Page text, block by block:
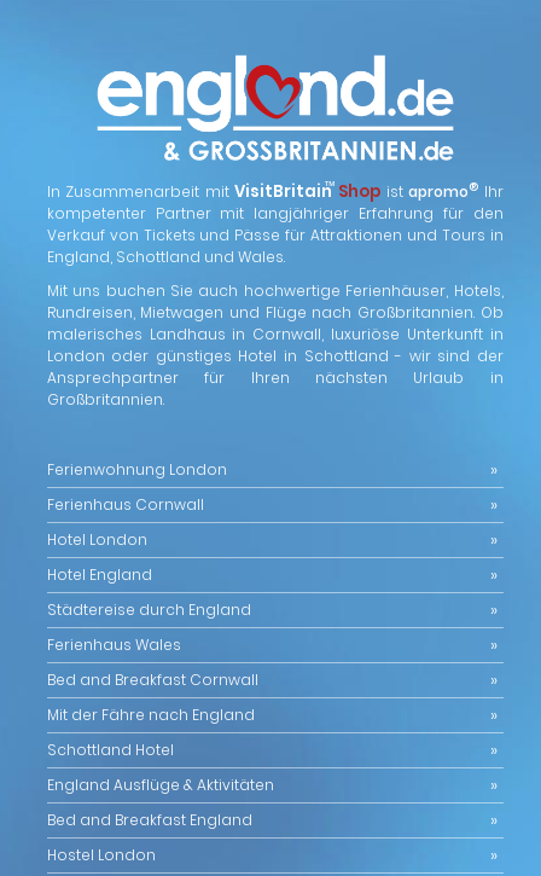
In Zusammenarbeit mitVisitBritain
™ Shop istapromo® Ihr
kompetenter Partner mit langjähriger Erfahrung für den
Verkauf von Tickets und Pässe für Attraktionen und Tours in
England, Schottland und Wales.
Mit uns buchen Sie auch hochwertige Ferienhäuser, Hotels,
Rundreisen, Mietwagen und Flüge nach Großbritannien. Ob
malerisches Landhaus in Cornwall, luxuriöse Unterkunft in
London oder günstiges Hotel in Schottland - wir sind der
Ansprechpartner für Ihren nächsten Urlaub in
Großbritannien.
Ferienwohnung London
Ferienhaus Cornwall
Hotel London
Hotel England
Städtereise durch England
Ferienhaus Wales
Bed and Breakfast Cornwall
Mit der Fähre nach England
Schottland Hotel
England Ausflüge & Aktivitäten
Bed and Breakfast England
Hostel London